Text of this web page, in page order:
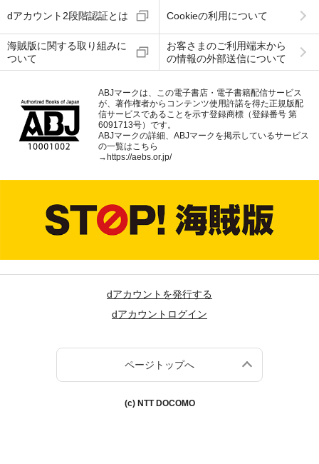
dアカウント2段階認証とは Cookieの利用について
海賊版に関する取り組みに
ついて
お客さまのご利用端末から
の情報の外部送信について
ABJマークは、この電子書店・電子書籍配信サービス
が、著作権者からコンテンツ使用許諾を得た正規版配
信サービスであることを示す登録商標（登録番号 第
6091713号）です。
ABJマークの詳細、ABJマークを掲示しているサービス
の一覧はこちら
→https://aebs.or.jp/
dアカウントを発行する
dアカウントログイン
ページトップへ
(c) NTT DOCOMO